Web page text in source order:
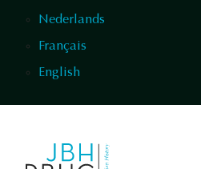
Nederlands
Français
English